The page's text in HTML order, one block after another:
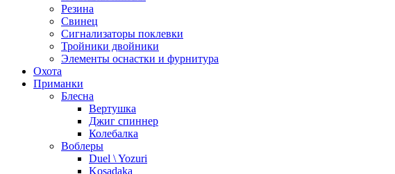
Резина
Свинец
Сигнализаторы поклевки
Тройники двойники
Элементы оснастки и фурнитура
Охота
Приманки
Блесна
Вертушка
Джиг спиннер
Колебалка
Воблеры
Duel \ Yozuri
Kosadaka